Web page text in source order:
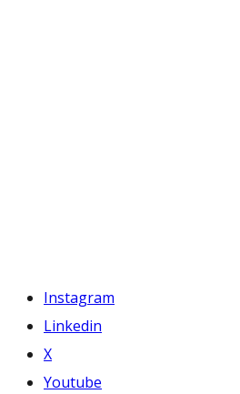
Instagram
Linkedin
X
Youtube